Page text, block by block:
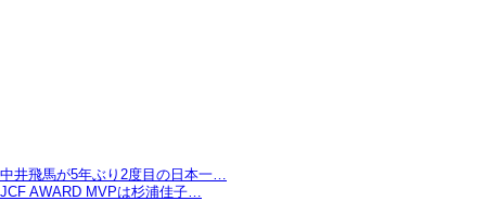
中井飛馬が5年ぶり2度目の日本一…
JCF AWARD MVPは杉浦佳子…